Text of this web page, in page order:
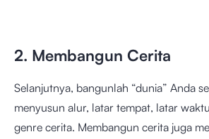
2. Membangun Cerita
Selanjutnya, bangunlah “dunia” Anda
menyusun alur, latar tempat, latar
genre cerita. Membangun cerita juga